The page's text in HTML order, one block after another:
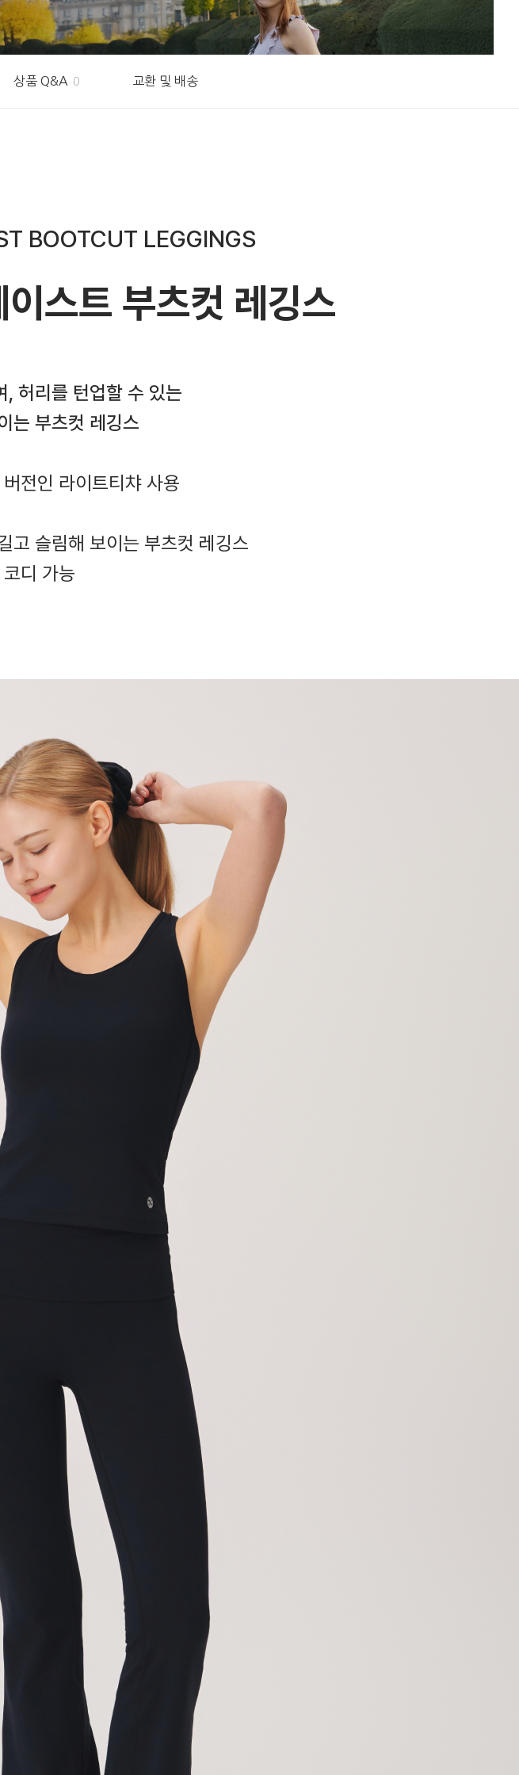
상품 Q&A 0 교환 및 배송
BOOTCUT LEGGINGS
스트 부츠컷 레깅스
, 허리를 턴업할 수 있는
는 부츠컷 레깅스
전인 라이트티챠 사용
고 슬림해 보이는 부츠컷 레깅스
디 가능